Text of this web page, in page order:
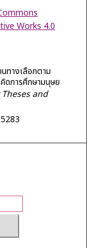
Works 4.0
ทางเลือกตาม
ดการศึกษามนุษย
and